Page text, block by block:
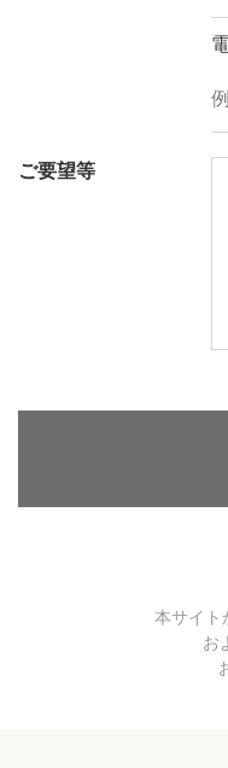
ご要望等
本サイト
お